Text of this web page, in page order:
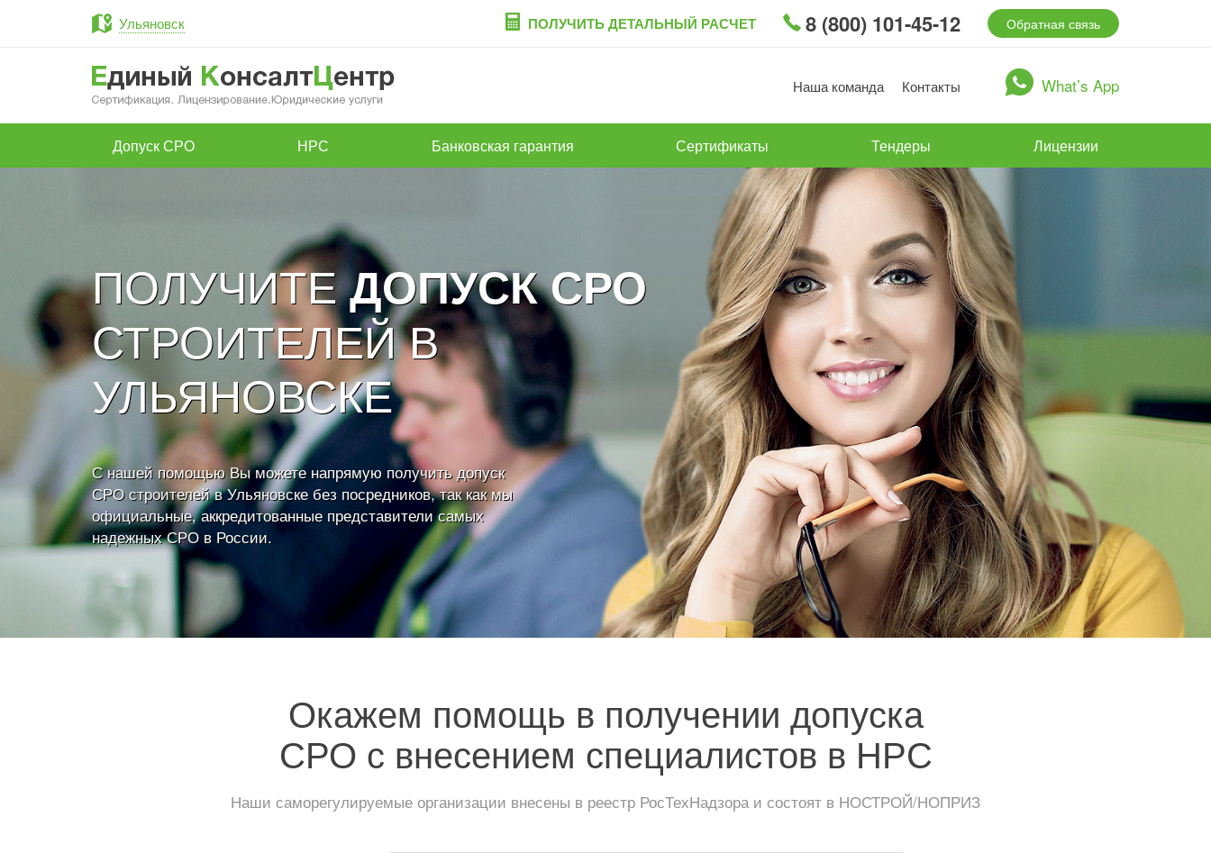
Ульяновск ПОЛУЧИТЬ ДЕТАЛЬНЫЙ РАСЧЕТ 8 (800) 101-45-12 Обратная связь
Наша команда Контакты What’s App
Допуск СРО НРС Банковская гарантия Сертификаты Тендеры Лицензии
ПОЛУЧИТЕДОПУСК СРО
СТРОИТЕЛЕЙ В
УЛЬЯНОВСКЕ
С нашей помощью Вы можете напрямую получить допуск
СРО строителей в Ульяновске без посредников, так как мы
официальные, аккредитованные представители самых
надежных СРО в России.
Окажем помощь в получении допуска
СРО с внесением специалистов в НРС
Наши саморегулируемые организации внесены в реестр РосТехНадзора и состоят в НОСТРОЙ/НОПРИЗ